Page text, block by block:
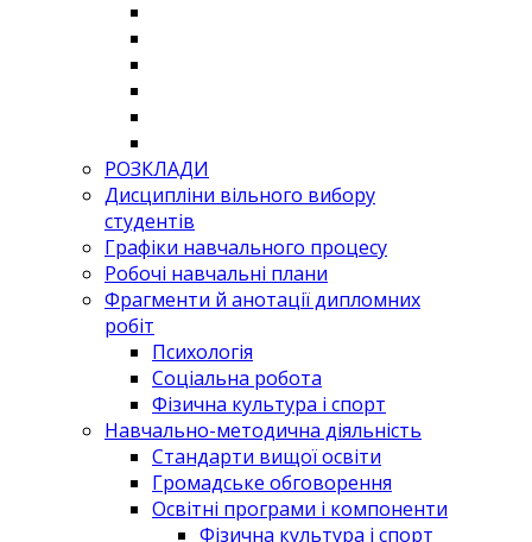
РОЗКЛАДИ
Дисципліни вільного вибору
студентів
Графіки навчального процесу
Робочі навчальні плани
Фрагменти й анотації дипломних
робіт
Психологія
Соціальна робота
Фізична культура і спорт
Навчально-методична діяльність
Стандарти вищої освіти
Громадське обговорення
Освітні програми і компоненти
Фізична культура і спорт